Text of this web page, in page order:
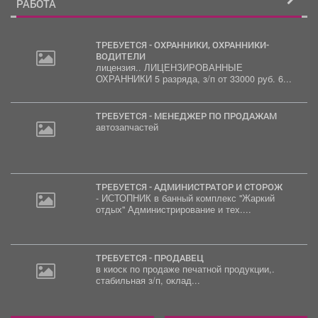
РАБОТА
ТРЕБУЕТСЯ - ОХРАННИКИ, ОХРАННИКИ-
ВОДИТЕЛИ
лицензия.. ЛИЦЕНЗИРОВАННЫЕ
ОХРАННИКИ 5 разряда, з/п от 33000 руб. 6...
ТРЕБУЕТСЯ - МЕНЕДЖЕР ПО ПРОДАЖАМ
автозапчастей
ТРЕБУЕТСЯ - АДМИНИСТРАТОР И СТОРОЖ
- ИСТОПНИК в банный комплекс "Жаркий
отдых" Администрирование и тех....
ТРЕБУЕТСЯ - ПРОДАВЕЦ
в киоск по продаже печатной продукции,.
стабильная з/п, оклад...